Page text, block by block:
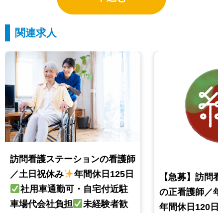
関連求人
訪問看護ステーションの看護師
／土日祝休み
年間休日125日
社用車通勤可・自宅付近駐
車場代会社負担
未経験者歓
【急募】訪問
の正看護師／
年間休日120日